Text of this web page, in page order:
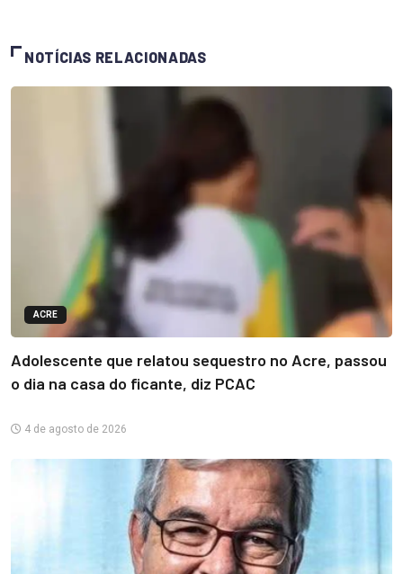
NOTÍCIAS RELACIONADAS
ACRE
Adolescente que relatou sequestro no Acre, passou
o dia na casa do ficante, diz PCAC
4 de agosto de 2026